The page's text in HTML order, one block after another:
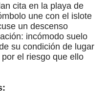
cita en la playa de
une con el islote
un descenso
incómodo suelo
su condición de lugar
el riesgo que ello